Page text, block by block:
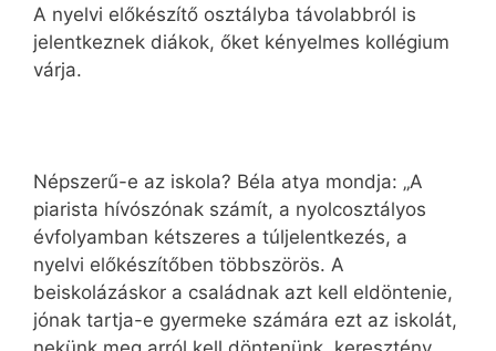
A nyelvi előkészítő osztályba távolabbról is
jelentkeznek diákok, őket kényelmes kollégium
várja.
Népszerű-e az iskola? Béla atya mondja: „A
piarista hívószónak számít, a nyolcosztályos
évfolyamban kétszeres a túljelentkezés, a
nyelvi előkészítőben többszörös. A
beiskolázáskor a családnak azt kell eldöntenie,
jónak tartja-e gyermeke számára ezt az iskolát,